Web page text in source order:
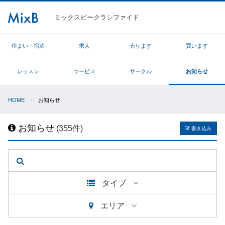
ミックスビークラシファイド
住まい・宿泊 求人 売ります 買います
レッスン サービス サークル お知らせ
HOME お知らせ
お知らせ (355件) 書き込み
タイプ
エリア